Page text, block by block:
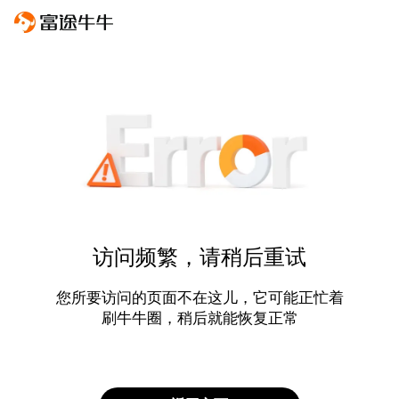
访问频繁，请稍后重试
您所要访问的页面不在这儿，它可能正忙着
刷牛牛圈，稍后就能恢复正常